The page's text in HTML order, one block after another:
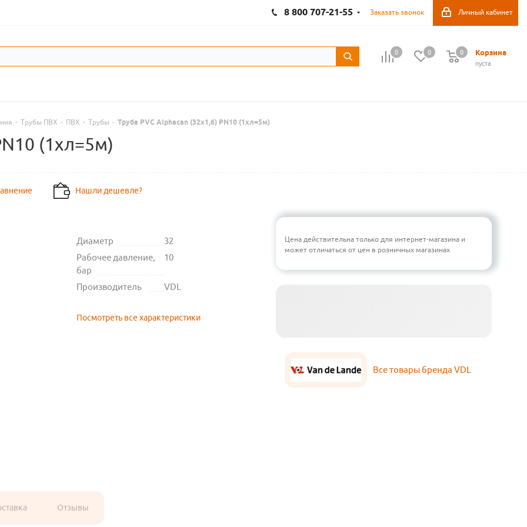
Личный кабинет
8 800 707-21-55 Заказать звонок
0 0 Корзина
пуста
0
- Трубы ПВХ - ПВХ - Трубы - Труба PVC Alphacan (32х1,6) PN10 (1хл=5м)
(1хл=5м)
Нашли дешевле?
Диаметр
32
Рабочее давление,
бар
10
Производитель VDL
Посмотреть все характеристики
Цена действительна только для интернет-магазина и
может отличаться от цен в розничных магазинах
Все товары бренда VDL
Отзывы